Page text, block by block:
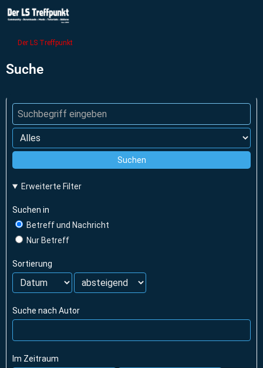
Der LS Treffpunkt
Suche
Suchen
Erweiterte Filter
Suchen in
Betreff und Nachricht
Nur Betreff
Sortierung
Suche nach Autor
Im Zeitraum